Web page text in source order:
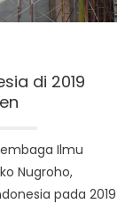
di 2019
Ilmu
Nugroho,
pada 2019